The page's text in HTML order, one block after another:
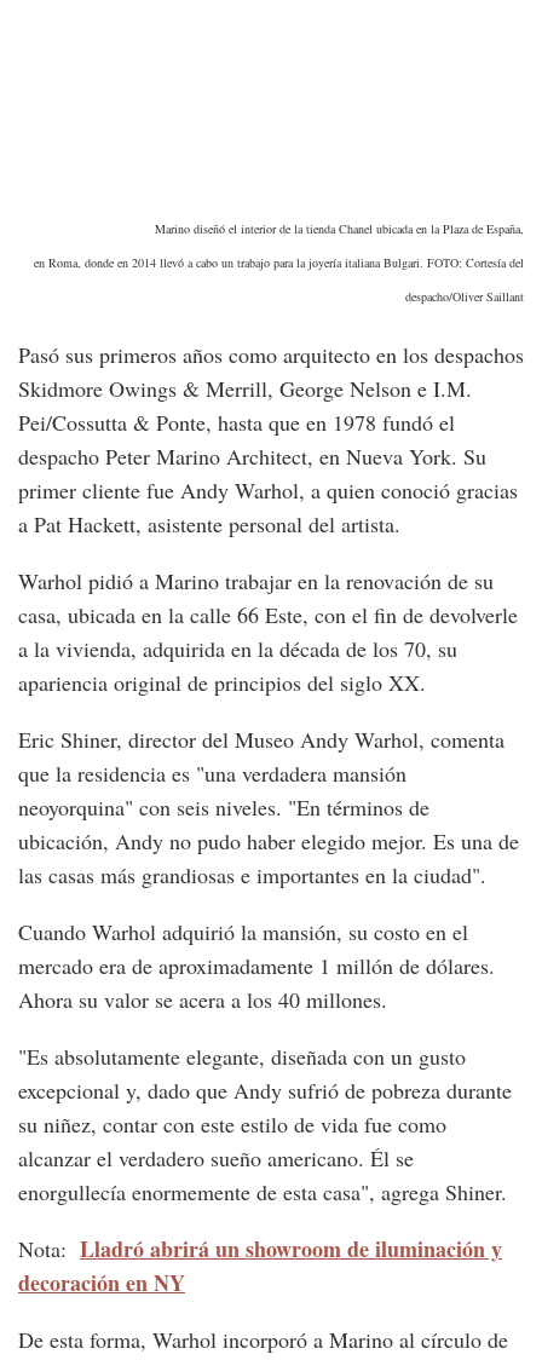
Marino diseñó el interior de la tienda Chanel ubicada en la Plaza de España,
en Roma, donde en 2014 llevó a cabo un trabajo para la joyería italiana Bulgari. FOTO: Cortesía del
despacho/Oliver Saillant
Pasó sus primeros años como arquitecto en los despachos
Skidmore Owings & Merrill, George Nelson e I.M.
Pei/Cossutta & Ponte, hasta que en 1978 fundó el
despacho Peter Marino Architect, en Nueva York. Su
primer cliente fue Andy Warhol, a quien conoció gracias
a Pat Hackett, asistente personal del artista.
Warhol pidió a Marino trabajar en la renovación de su
casa, ubicada en la calle 66 Este, con el fin de devolverle
a la vivienda, adquirida en la década de los 70, su
apariencia original de principios del siglo XX.
Eric Shiner, director del Museo Andy Warhol, comenta
que la residencia es "una verdadera mansión
neoyorquina" con seis niveles. "En términos de
ubicación, Andy no pudo haber elegido mejor. Es una de
las casas más grandiosas e importantes en la ciudad".
Cuando Warhol adquirió la mansión, su costo en el
mercado era de aproximadamente 1 millón de dólares.
Ahora su valor se acera a los 40 millones.
"Es absolutamente elegante, diseñada con un gusto
excepcional y, dado que Andy sufrió de pobreza durante
su niñez, contar con este estilo de vida fue como
alcanzar el verdadero sueño americano. Él se
enorgullecía enormemente de esta casa", agrega Shiner.
Nota: Lladró abrirá un showroom de iluminación y
decoración en NY
De esta forma, Warhol incorporó a Marino al círculo de